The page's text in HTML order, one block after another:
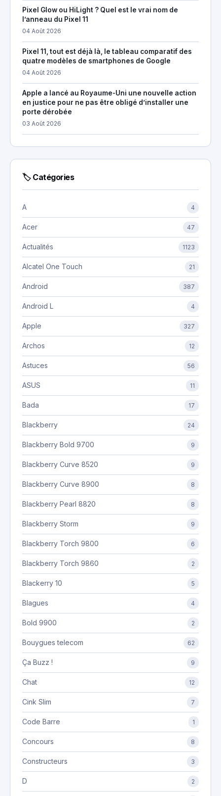
Pixel Glow ou HiLight ? Quel est le vrai nom de
l’anneau du Pixel 11
04 Août 2026
Pixel 11, tout est déjà là, le tableau comparatif des
quatre modèles de smartphones de Google
04 Août 2026
Apple a lancé au Royaume-Uni une nouvelle action
en justice pour ne pas être obligé d’installer une
porte dérobée
03 Août 2026
🏷 Catégories
A 4
Acer 47
Actualités 1123
Alcatel One Touch 21
Android 387
Android L 4
Apple 327
Archos 12
Astuces 56
ASUS 11
Bada 17
Blackberry 24
Blackberry Bold 9700 9
Blackberry Curve 8520 9
Blackberry Curve 8900 8
Blackberry Pearl 8820 8
Blackberry Storm 9
Blackberry Torch 9800 6
Blackberry Torch 9860 2
Blackerry 10 5
Blagues 4
Bold 9900 2
Bouygues telecom 62
Ça Buzz ! 9
Chat 12
Cink Slim 7
Code Barre 1
Concours 8
Constructeurs 3
D 2